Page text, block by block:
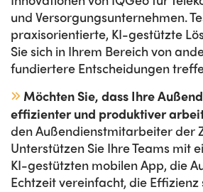
und Versorgungsunternehmen.
praxisorientierte, KI-gestützte
Sie sich in Ihrem Bereich von
fundiertere Entscheidungen
Möchten Sie, dass Ihre
effizienter und produktiver
den Außendienstmitarbeiter der
Unterstützen Sie Ihre Teams mit
KI-gestützten mobilen App, die
Echtzeit vereinfacht, die